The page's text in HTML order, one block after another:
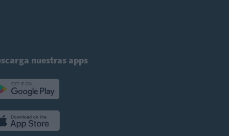
nuestras apps